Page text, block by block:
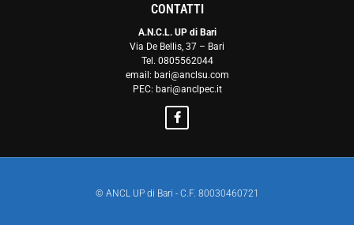
CONTATTI
A.N.C.L. UP di Bari
Via De Bellis, 37 – Bari
Tel. 0805562044
email: bari@anclsu.com
PEC: bari@anclpec.it
© ANCL UP di Bari - C.F. 80030460721